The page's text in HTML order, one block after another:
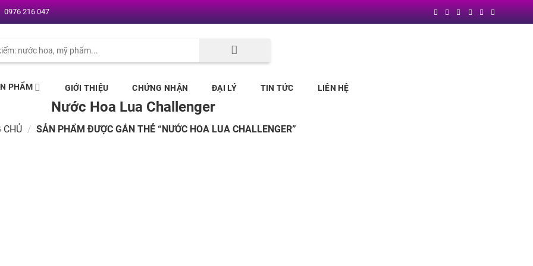
0976 216 047
PHẨM GIỚI THIỆU CHỨNG NHẬN ĐẠI LÝ TIN TỨC LIÊN HỆ
Nước Hoa Lua Challenger
CHỦ / SẢN PHẨM ĐƯỢC GẮN THẺ “NƯỚC HOA LUA CHALLENGER”